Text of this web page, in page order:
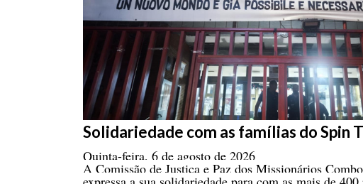
Solidariedade com as famílias do Spin
Quinta-feira, 6 de agosto de 2026
A Comissão de Justiça e Paz dos Missionários